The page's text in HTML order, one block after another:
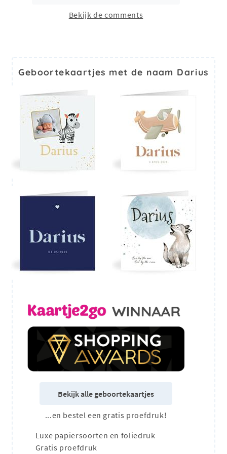
Bekijk de comments
Geboortekaartjes met de naam Darius
Bekijk alle geboortekaartjes
...en bestel een gratis proefdruk!
Luxe papiersoorten en foliedruk
Gratis proefdruk